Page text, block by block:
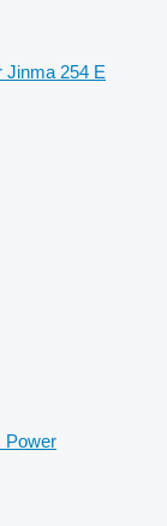
Jinma 254 E
Power